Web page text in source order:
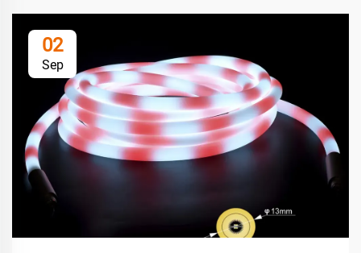
02
Sep